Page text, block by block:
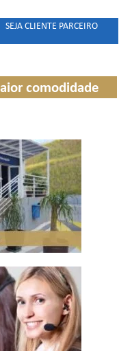
SEJA CLIENTE PARCEIRO
comodidade